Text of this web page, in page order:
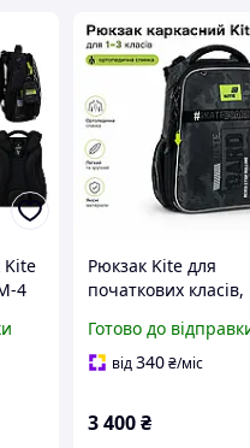
Kite
4
Рюкзак Kite для
початкових класів,
хлопчика,
спинка, SK8 Board
Готово до
від340 ₴/міс
3 400 ₴